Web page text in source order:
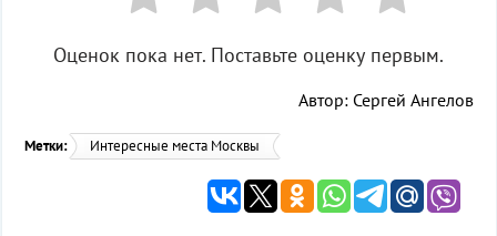
Оценок пока нет. Поставьте оценку первым.
Автор: Сергей Ангелов
Метки: Интересные места Москвы